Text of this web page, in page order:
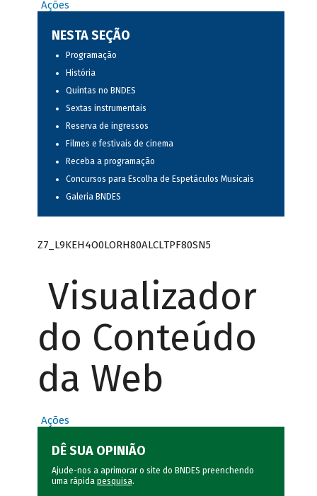
Ações
NESTA SEÇÃO
Programação
História
Quintas no BNDES
Sextas instrumentais
Reserva de ingressos
Filmes e festivais de cinema
Receba a programação
Concursos para Escolha de Espetáculos Musicais
Galeria BNDES
Z7_L9KEH4O0LORH80ALCLTPF80SN5
Visualizador
do Conteúdo
da Web
Ações
DÊ SUA OPINIÃO
Ajude-nos a aprimorar o site do BNDES preenchendo
uma rápida pesquisa.